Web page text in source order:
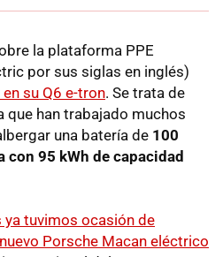
la plataforma PPE
por sus siglas en inglés)
su Q6 e-tron. Se trata de
que han trabajado muchos
una batería de 100
con 95 kWh de capacidad
ya tuvimos ocasión de
Porsche Macan eléctrico